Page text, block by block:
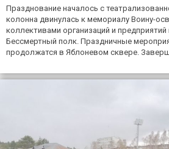
Празднование началось с
колонна двинулась к мемориалу Воину-
коллективами организаций и
Бессмертный полк. Праздничные
продолжатся в Яблоневом сквере.